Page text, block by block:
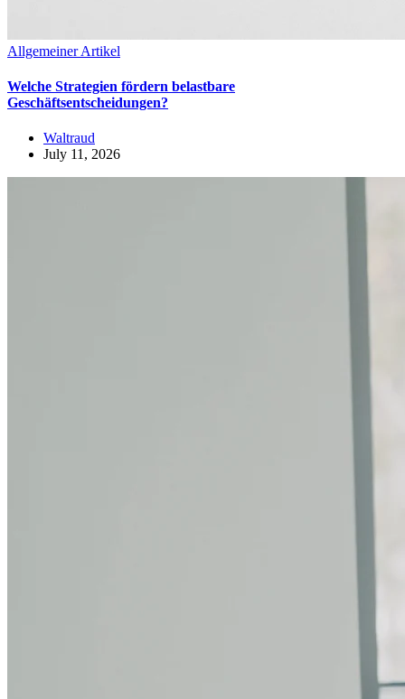
Allgemeiner Artikel
Welche Strategien fördern belastbare
Geschäftsentscheidungen?
Waltraud
July 11, 2026